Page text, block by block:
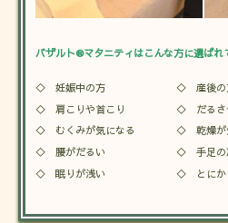
バザルト®マタニティはこんな方に選ばれ
◇ 妊娠中の方
◇ 肩こりや首こり
◇ むくみが気になる
◇ 腰がだるい
◇ 眠りが浅い
◇ 産後の
◇ だるさ
◇ 乾燥が
◇ 手足の
◇ とにか